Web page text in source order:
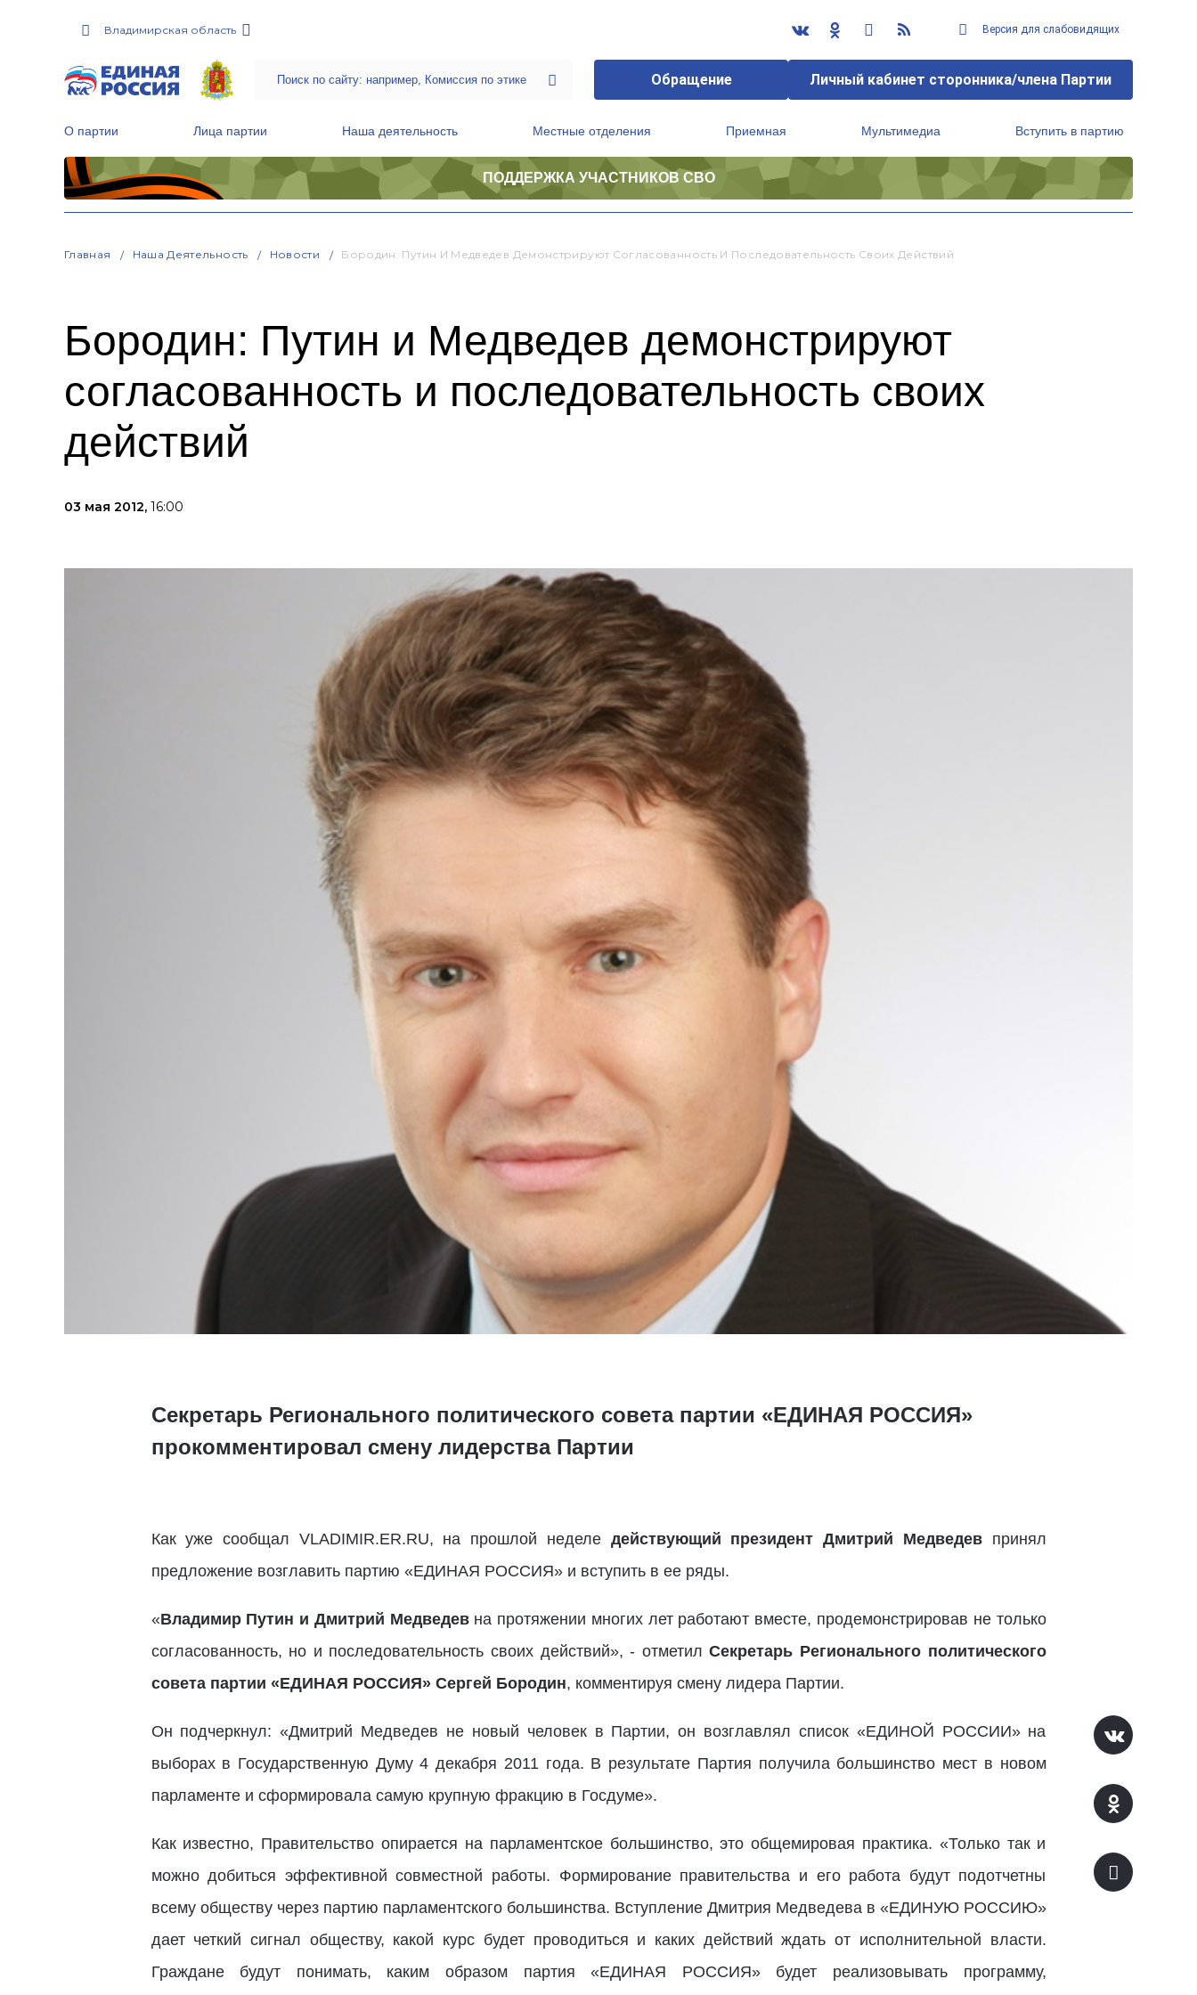
Владимирская область Версия для слабовидящих
Обращение Личный кабинет сторонника/члена Партии
О партии Лица партии Наша деятельность Местные отделения Приемная Мультимедиа Вступить в партию
ПОДДЕРЖКА УЧАСТНИКОВ СВО
Главная Наша Деятельность Новости Бородин: Путин И Медведев Демонстрируют Согласованность И Последовательность Своих Действий
Бородин: Путин и Медведев демонстрируют
согласованность и последовательность своих
действий
03 мая 2012, 16:00
Секретарь Регионального политического совета партии «ЕДИНАЯ РОССИЯ»
прокомментировал смену лидерства Партии
Как уже сообщал VLADIMIR.ER.RU, на прошлой неделе действующий президент Дмитрий Медведевпринял
предложение возглавить партию «ЕДИНАЯ РОССИЯ» и вступить в ее ряды.
«Владимир Путин и Дмитрий Медведевна протяжении многих лет работают вместе, продемонстрировав не только
согласованность, но и последовательность своих действий», - отметилСекретарь Регионального политического
совета партии «ЕДИНАЯ РОССИЯ» Сергей Бородин, комментируя смену лидера Партии.
Он подчеркнул: «Дмитрий Медведев не новый человек в Партии, он возглавлял список «ЕДИНОЙ РОССИИ» на
выборах в Государственную Думу 4 декабря 2011 года. В результате Партия получила большинство мест в новом
парламенте и сформировала самую крупную фракцию в Госдуме».
Как известно, Правительство опирается на парламентское большинство, это общемировая практика. «Только так и
можно добиться эффективной совместной работы. Формирование правительства и его работа будут подотчетны
всему обществу через партию парламентского большинства. Вступление Дмитрия Медведева в «ЕДИНУЮ РОССИЮ»
дает четкий сигнал обществу, какой курс будет проводиться и каких действий ждать от исполнительной власти.
Граждане будут понимать, каким образом партия «ЕДИНАЯ РОССИЯ» будет реализовывать программу,